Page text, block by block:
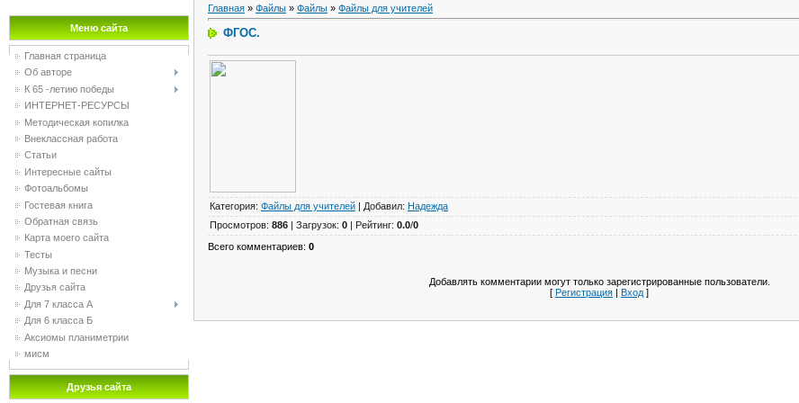
Меню сайта
Главная страница
Об авторе
К 65 -летию победы
ИНТЕРНЕТ-РЕСУРСЫ
Методическая копилка
Внеклассная работа
Статьи
Интересные сайты
Фотоальбомы
Гостевая книга
Обратная связь
Карта моего сайта
Тесты
Музыка и песни
Друзья сайта
Для 7 класса А
Для 6 класса Б
Аксиомы планиметрии
мисм
Друзья сайта
Главная » Файлы » Файлы » Файлы для учителей
ФГОС.
Категория: Файлы для учителей | Добавил: Надежда
Просмотров: 886 | Загрузок: 0 | Рейтинг: 0.0/0
Всего комментариев: 0
Добавлять комментарии могут только зарегистрированные пользователи.
[ Регистрация | Вход ]